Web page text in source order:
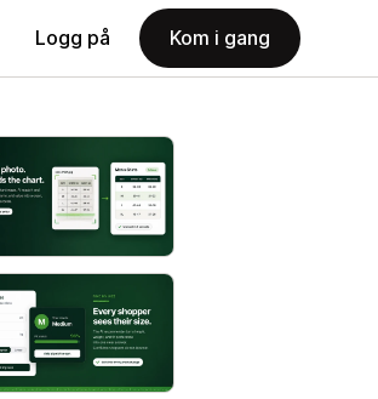
Logg på Kom i gang